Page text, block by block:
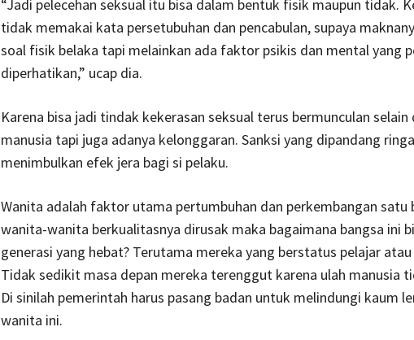
“Jadi pelecehan seksual itu bisa dalam bentuk fisik maupun tidak.
tidak memakai kata persetubuhan dan pencabulan, supaya
soal fisik belaka tapi melainkan ada faktor psikis dan mental yang
diperhatikan,” ucap dia.
Karena bisa jadi tindak kekerasan seksual terus bermunculan
manusia tapi juga adanya kelonggaran. Sanksi yang dipandang
menimbulkan efek jera bagi si pelaku.
Wanita adalah faktor utama pertumbuhan dan perkembangan satu
wanita-wanita berkualitasnya dirusak maka bagaimana bangsa ini
generasi yang hebat? Terutama mereka yang berstatus pelajar
Tidak sedikit masa depan mereka terenggut karena ulah manusia
Di sinilah pemerintah harus pasang badan untuk melindungi kaum
wanita ini.